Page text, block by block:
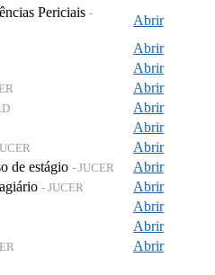
Periciais -
Abrir
Abrir
Abrir
Abrir
Abrir
Abrir
Abrir
de estágio - JUCER
Abrir
- JUCER
Abrir
Abrir
Abrir
Abrir